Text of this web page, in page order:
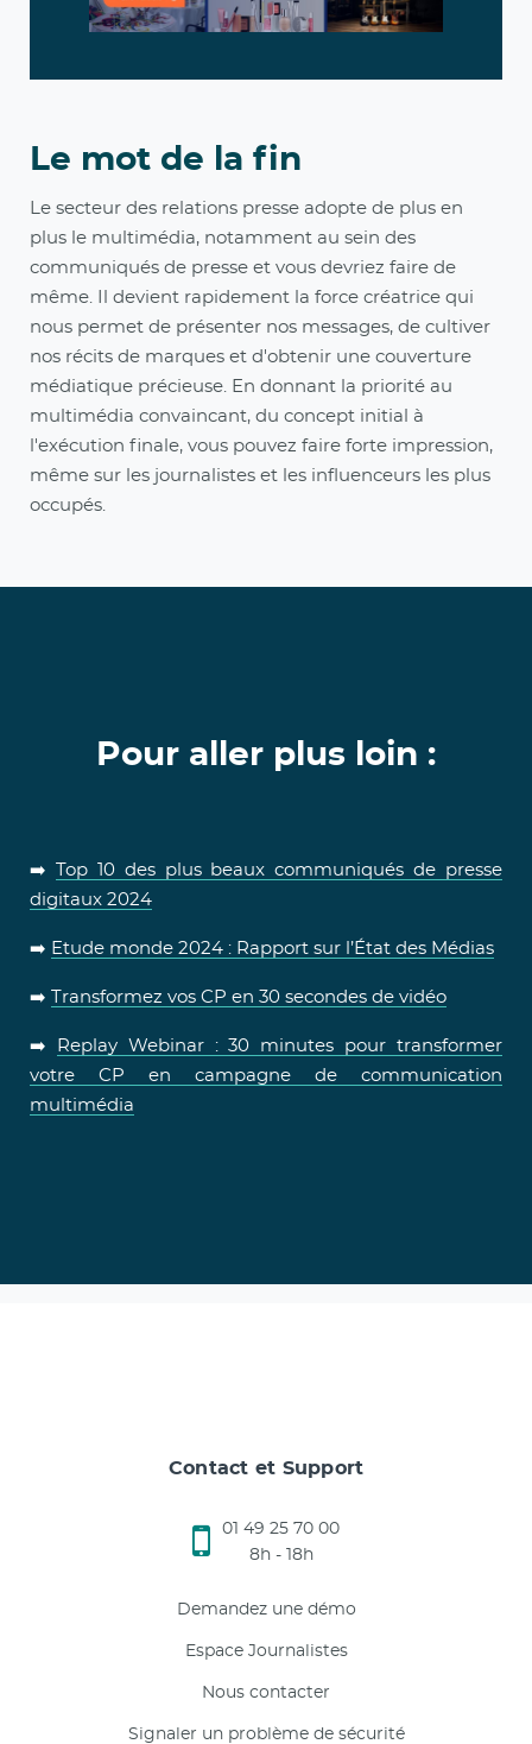
Le mot de la fin
Le secteur des relations presse adopte de plus en
plus le multimédia, notamment au sein des
communiqués de presse et vous devriez faire de
même. Il devient rapidement la force créatrice qui
nous permet de présenter nos messages, de cultiver
nos récits de marques et d'obtenir une couverture
médiatique précieuse. En donnant la priorité au
multimédia convaincant, du concept initial à
l'exécution finale, vous pouvez faire forte impression,
même sur les journalistes et les influenceurs les plus
occupés.
Pour aller plus loin :
➡️
Top 10 des plus beaux communiqués de presse
digitaux 2024
➡️ Etude monde 2024 : Rapport sur l’État des Médias
➡️ Transformez vos CP en 30 secondes de vidéo
➡️
Replay Webinar : 30 minutes pour transformer
votre CP en campagne de communication
multimédia
Contact et Support
01 49 25 70 00
8h - 18h
Demandez une démo
Espace Journalistes
Nous contacter
Signaler un problème de sécurité